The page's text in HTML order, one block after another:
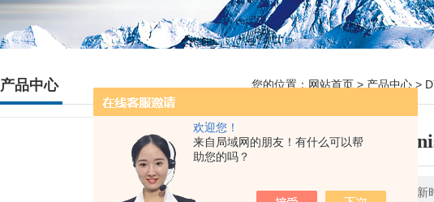
欢迎您！
来自局域网的朋友！有什么可以帮
助您的吗？
产品中心 您的位置： 网站首页 > 产品中心 >
更